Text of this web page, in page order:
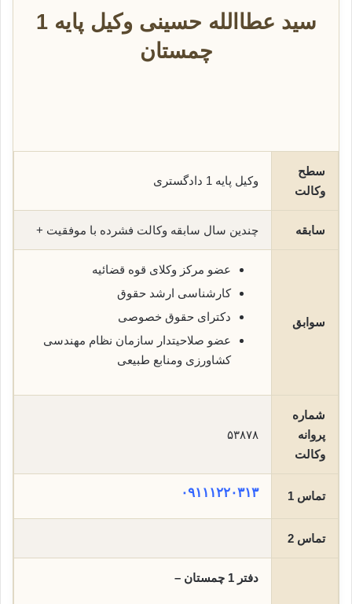
سید عطاالله حسینی وکیل پایه 1
چمستان
سطح
وکالت
وکیل پایه 1 دادگستری
سابقه چندین سال سابقه وکالت فشرده با موفقیت +
سوابق
عضو مرکز وکلای قوه قضائیه
کارشناسی ارشد حقوق
دکترای حقوق خصوصی
عضو صلاحیتدار سازمان نظام مهندسی
کشاورزی ومنابع طبیعی
شماره
پروانه
وکالت
۵۳۸۷۸
تماس 1 ۰۹۱۱۱۲۲۰۳۱۳
تماس 2
دفتر 1 چمستان –